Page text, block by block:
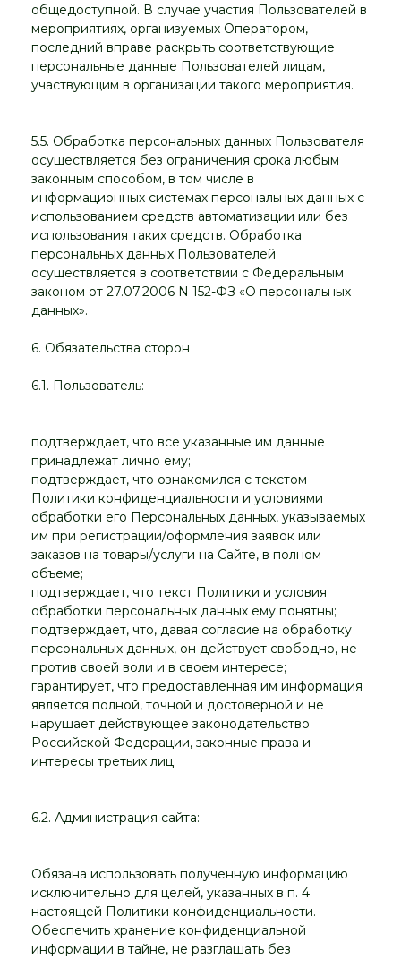
общедоступной. В случае участия Пользователей в
мероприятиях, организуемых Оператором,
последний вправе раскрыть соответствующие
персональные данные Пользователей лицам,
участвующим в организации такого мероприятия.
5.5. Обработка персональных данных Пользователя
осуществляется без ограничения срока любым
законным способом, в том числе в
информационных системах персональных данных с
использованием средств автоматизации или без
использования таких средств. Обработка
персональных данных Пользователей
осуществляется в соответствии с Федеральным
законом от 27.07.2006 N 152-ФЗ «О персональных
данных».
6. Обязательства сторон
6.1. Пользователь:
подтверждает, что все указанные им данные
принадлежат лично ему;
подтверждает, что ознакомился с текстом
Политики конфиденциальности и условиями
обработки его Персональных данных, указываемых
им при регистрации/оформления заявок или
заказов на товары/услуги на Сайте, в полном
объеме;
подтверждает, что текст Политики и условия
обработки персональных данных ему понятны;
подтверждает, что, давая согласие на обработку
персональных данных, он действует свободно, не
против своей воли и в своем интересе;
гарантирует, что предоставленная им информация
является полной, точной и достоверной и не
нарушает действующее законодательство
Российской Федерации, законные права и
интересы третьих лиц.
6.2. Администрация сайта:
Обязана использовать полученную информацию
исключительно для целей, указанных в п. 4
настоящей Политики конфиденциальности.
Обеспечить хранение конфиденциальной
информации в тайне, не разглашать без